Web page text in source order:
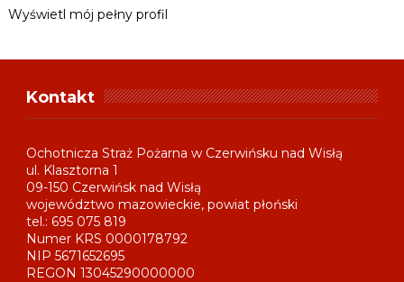
Wyświetl mój pełny profil
Kontakt
Ochotnicza Straż Pożarna w Czerwińsku nad Wisłą
ul. Klasztorna 1
09-150 Czerwińsk nad Wisłą
województwo mazowieckie, powiat płoński
tel.: 695 075 819
Numer KRS 0000178792
NIP 5671652695
REGON 13045290000000